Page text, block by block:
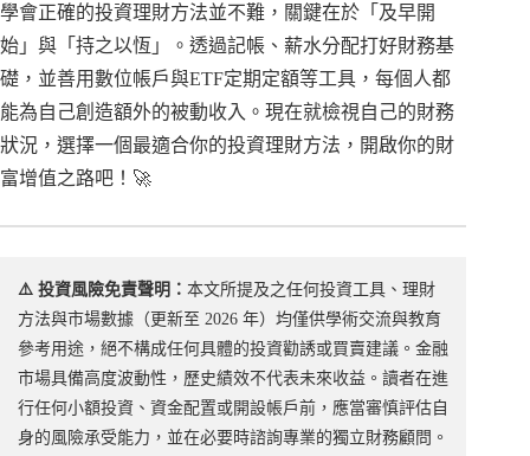
學會正確的投資理財方法並不難，關鍵在於「及早開
始」與「持之以恆」。透過記帳、薪水分配打好財務基
礎，並善用數位帳戶與ETF定期定額等工具，每個人都
能為自己創造額外的被動收入。現在就檢視自己的財務
狀況，選擇一個最適合你的投資理財方法，開啟你的財
富增值之路吧！🚀
⚠️ 投資風險免責聲明： 本文所提及之任何投資工具、理財
方法與市場數據（更新至 2026 年）均僅供學術交流與教育
參考用途，絕不構成任何具體的投資勸誘或買賣建議。金融
市場具備高度波動性，歷史績效不代表未來收益。讀者在進
行任何小額投資、資金配置或開設帳戶前，應當審慎評估自
身的風險承受能力，並在必要時諮詢專業的獨立財務顧問。